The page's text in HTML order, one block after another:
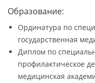
Образование:
Ординатура по
государственная
Диплом по
профилактическое
медицинская